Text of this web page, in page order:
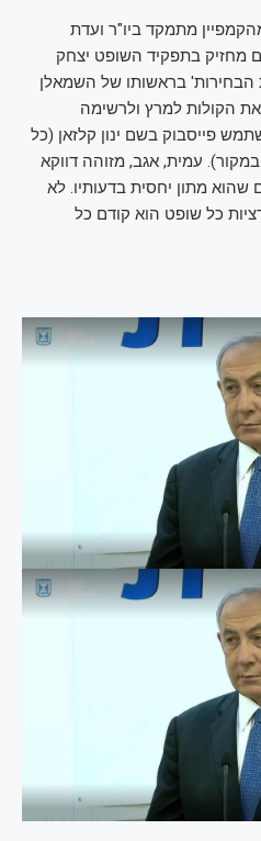
מתמקד ביו"ר ועדת
מחזיק בתפקיד השופט יצחק
הבחירות' בראשותו של השמאלן
הקולות למרץ ולרשימה
ב-20 ביוני משתמש פייסבוק בשם ינון קלזאן (כל
עמית, אגב, מזוהה דווקא
מתון יחסית בדעותיו. לא
כל שופט הוא קודם כל